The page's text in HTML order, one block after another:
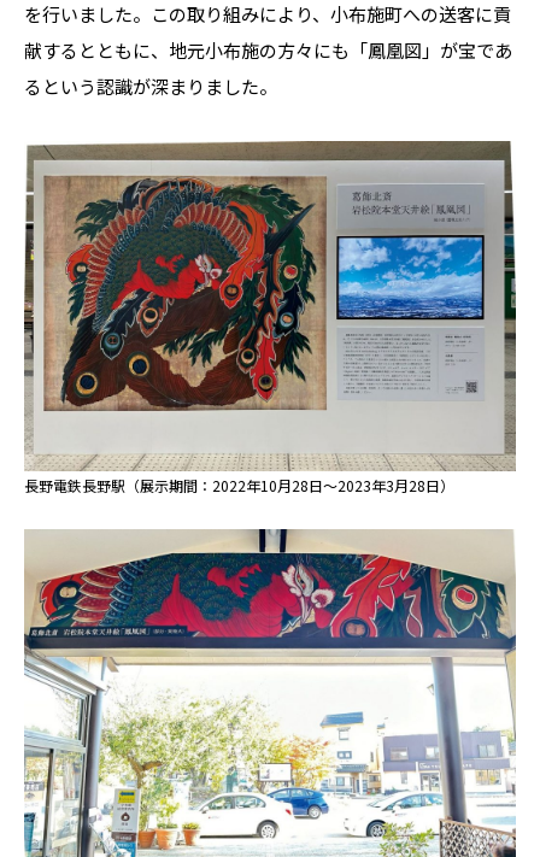
を行いました。この取り組みにより、小布施町への送客に貢
献するとともに、地元小布施の方々にも「鳳凰図」が宝であ
るという認識が深まりました。
長野電鉄長野駅（展示期間：2022年10月28日～2023年3月28日）